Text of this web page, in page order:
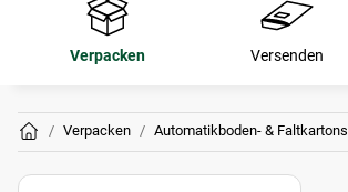
Verpacken Versenden
Verpacken Automatikboden- & Faltkartons